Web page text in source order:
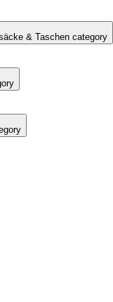
& Taschen category